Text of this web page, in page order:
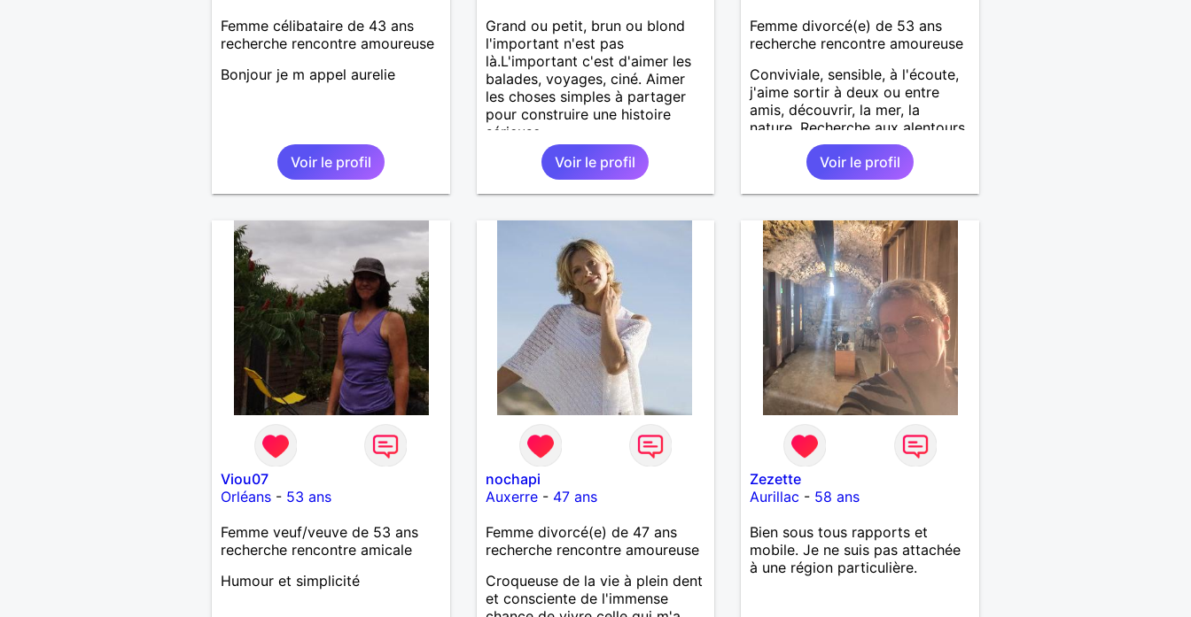
Femme célibataire de 43 ans
recherche rencontre amoureuse
Bonjour je m appel aurelie
Voir le profil
Grand ou petit, brun ou blond
l'important n'est pas
là.L'important c'est d'aimer les
balades, voyages, ciné. Aimer
les choses simples à partager
pour construire une histoire
sérieuse.
Voir le profil
Femme divorcé(e) de 53 ans
recherche rencontre amoureuse
Conviviale, sensible, à l'écoute,
j'aime sortir à deux ou entre
amis, découvrir, la mer, la
nature. Recherche aux alentours
de Saint-Malo
Voir le profil
Viou07
Orléans- 53 ans
Femme veuf/veuve de 53 ans
recherche rencontre amicale
Humour et simplicité
nochapi
Auxerre- 47 ans
Femme divorcé(e) de 47 ans
recherche rencontre amoureuse
Croqueuse de la vie à plein dent
et consciente de l'immense
Zezette
Aurillac - 58 ans
Bien sous tous rapports et
mobile. Je ne suis pas attachée
à une région particulière.